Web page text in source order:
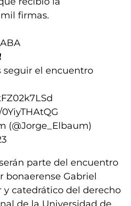
firmas.
seguir el encuentro
(@Jorge_Elbaum)
parte del encuentro
bonaerense Gabriel
y catedrático del derecho